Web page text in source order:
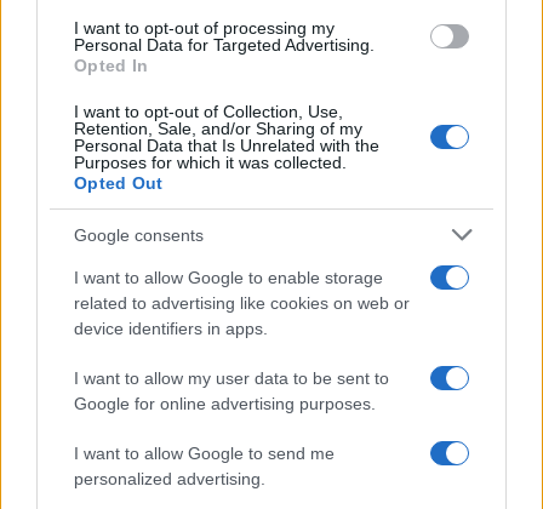
I want to opt-out of processing my
Personal Data for Targeted Advertising.
Opted In
I want to opt-out of Collection, Use,
Retention, Sale, and/or Sharing of my
Personal Data that Is Unrelated with the
Purposes for which it was collected.
Opted Out
Google consents
I want to allow Google to enable storage
related to advertising like cookies on web or
device identifiers in apps.
I want to allow my user data to be sent to
Google for online advertising purposes.
I want to allow Google to send me
personalized advertising.
daGoogle News
Condividi l'articolo
F
a
ce
b
o
o
k
T
w
it
te
r
Pi
n
te
re
st
W
h
s
A
p
p
S
h
re
Prossimo articolo
NOTIZIE RECENTI
Controlli rafforzati in Costa Smeralda, 20
arresti e 135 denunce